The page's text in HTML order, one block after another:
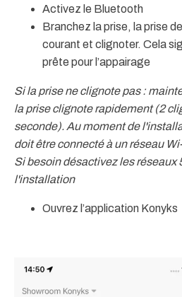
Activez le Bluetooth
Branchez la prise, la prise
courant et clignoter. Cela
prête pour l’appairage
Si la prise ne clignote pas :
la prise clignote rapidement (2
seconde). Au moment de
doit être connecté à un réseau
Si besoin désactivez les réseaux
l'installation
Ouvrez l’application Konyks